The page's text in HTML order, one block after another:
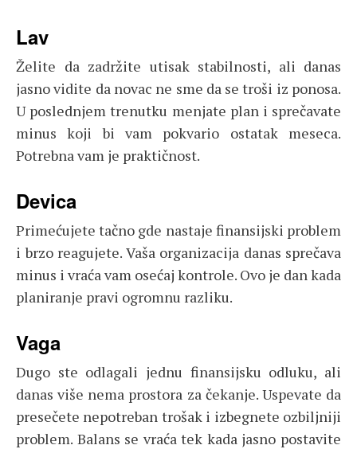
Lav
Želite da zadržite utisak stabilnosti, ali danas
jasno vidite da novac ne sme da se troši iz ponosa.
U poslednjem trenutku menjate plan i sprečavate
minus koji bi vam pokvario ostatak meseca.
Potrebna vam je praktičnost.
Devica
Primećujete tačno gde nastaje finansijski problem
i brzo reagujete. Vaša organizacija danas sprečava
minus i vraća vam osećaj kontrole. Ovo je dan kada
planiranje pravi ogromnu razliku.
Vaga
Dugo ste odlagali jednu finansijsku odluku, ali
danas više nema prostora za čekanje. Uspevate da
presečete nepotreban trošak i izbegnete ozbiljniji
problem. Balans se vraća tek kada jasno postavite